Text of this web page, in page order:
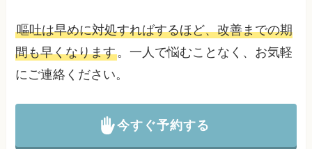
嘔吐は早めに対処すればするほど、改善までの期
間も早くなります。一人で悩むことなく、お気軽
にご連絡ください。
今すぐ予約する